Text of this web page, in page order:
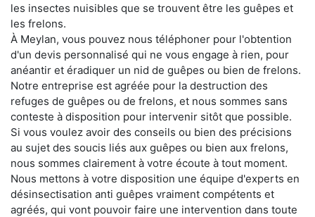
les insectes nuisibles que se trouvent être les guêpes et
les frelons.
À Meylan, vous pouvez nous téléphoner pour l'obtention
d'un devis personnalisé qui ne vous engage à rien, pour
anéantir et éradiquer un nid de guêpes ou bien de frelons.
Notre entreprise est agréée pour la destruction des
refuges de guêpes ou de frelons, et nous sommes sans
conteste à disposition pour intervenir sitôt que possible.
Si vous voulez avoir des conseils ou bien des précisions
au sujet des soucis liés aux guêpes ou bien aux frelons,
nous sommes clairement à votre écoute à tout moment.
Nous mettons à votre disposition une équipe d'experts en
désinsectisation anti guêpes vraiment compétents et
agréés, qui vont pouvoir faire une intervention dans toute